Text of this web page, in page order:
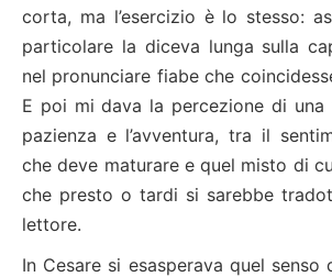
corta, ma l’esercizio è lo stesso:
particolare la diceva lunga sulla
nel pronunciare fiabe che
E poi mi dava la percezione di
pazienza e l’avventura, tra il
che deve maturare e quel misto di
che presto o tardi si sarebbe
lettore.
In Cesare si esasperava quel senso